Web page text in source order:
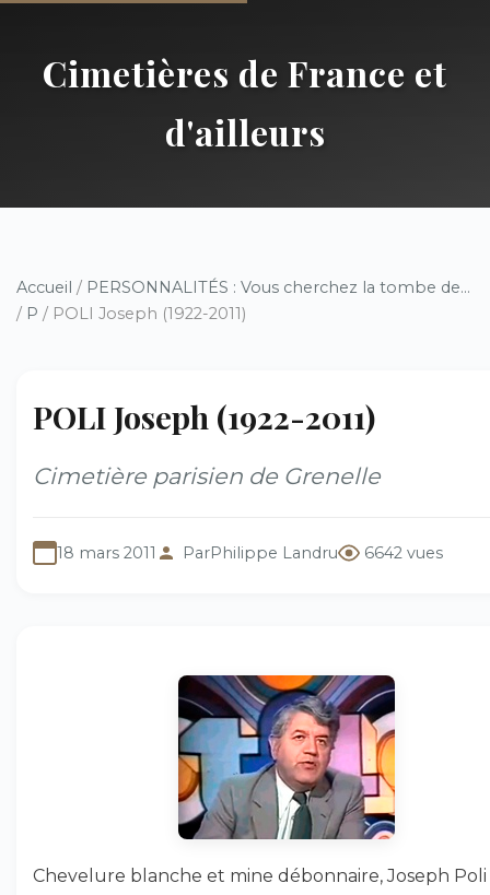
Cimetières de France et
d'ailleurs
Accueil / PERSONNALITÉS : Vous cherchez la tombe de...
/ P / POLI Joseph (1922-2011)
POLI Joseph (1922-2011)
Cimetière parisien de Grenelle
18 mars 2011 ParPhilippe Landru 6642 vues
Chevelure blanche et mine débonnaire, Joseph